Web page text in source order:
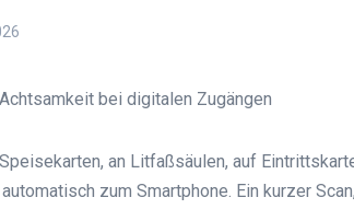
an Litfaßsäulen, auf
zum Smartphone. Ein kurzer